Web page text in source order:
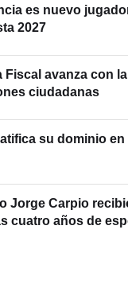
es nuevo
2027
Fiscal avanza con
ciudadanas
su dominio
Jorge Carpio
cuatro años de